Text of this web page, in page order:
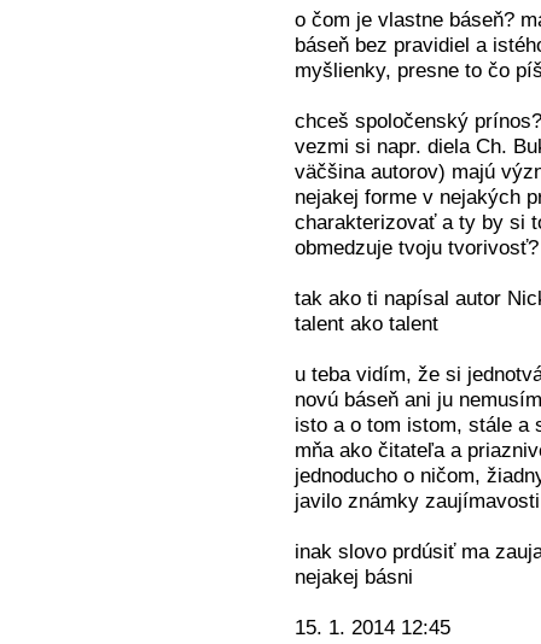
o čom je vlastne báseň?
báseň bez pravidiel a
myšlienky, presne to čo
chceš spoločenský
vezmi si napr. diela Ch.
väčšina autorov) majú
nejakej forme v nejakých
charakterizovať a ty by si
obmedzuje tvoju tvorivosť?
tak ako ti napísal autor
talent ako talent
u teba vidím, že si
novú báseň ani ju
isto a o tom istom, stále a
mňa ako čitateľa a
jednoducho o ničom,
javilo známky
inak slovo prdúsiť ma
nejakej básni
15. 1. 2014 12:45